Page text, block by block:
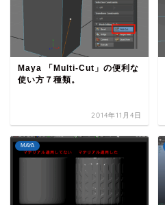
Maya 「Multi-Cut」の便利な
使い方７種類。
2014年11月4日
MAYA